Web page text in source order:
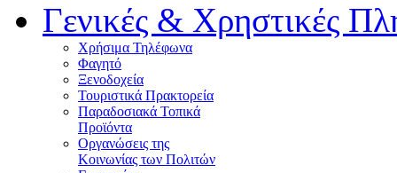
Γενικές & Χρηστικές
Χρήσιμα Τηλέφωνα
Φαγητό
Ξενοδοχεία
Τουριστικά Πρακτορεία
Παραδοσιακά Τοπικά
Προϊόντα
Οργανώσεις της
Κοινωνίας των Πολιτών